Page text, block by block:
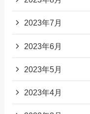
2023年7月
2023年6月
2023年5月
2023年4月